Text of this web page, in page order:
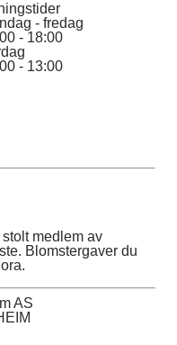
- fredag
- 18:00
- 13:00
medlem av
Blomstergaver du
AS